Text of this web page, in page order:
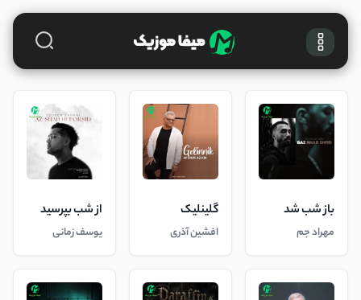
باز شب شد
مهراد جم
گلینلیک
افشین آذری
از شب بپرسید
یوسف زمانی